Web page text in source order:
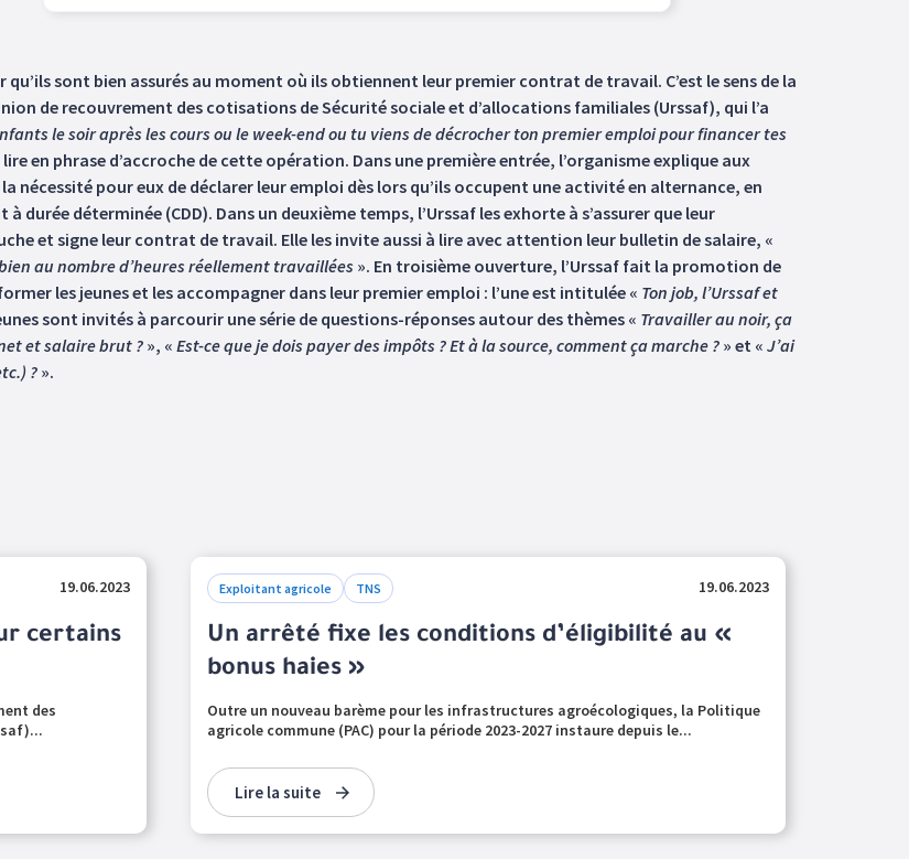
sont bien assurés au moment où ils obtiennent leur premier contrat de travail. C’est le sens de la
de recouvrement des cotisations de Sécurité sociale et d’allocations familiales (Urssaf), qui l’a
le soir après les cours ou le week-end ou tu viens de décrocher ton premier emploi pour financer tes
en phrase d’accroche de cette opération. Dans une première entrée, l’organisme explique aux
nécessité pour eux de déclarer leur emploi dès lors qu’ils occupent une activité en alternance, en
déterminée (CDD). Dans un deuxième temps, l’Urssaf les exhorte à s’assurer que leur
et signe leur contrat de travail. Elle les invite aussi à lire avec attention leur bulletin de salaire, «
au nombre d’heures réellement travaillées». En troisième ouverture, l’Urssaf fait la promotion de
les jeunes et les accompagner dans leur premier emploi : l’une est intitulée « Ton job, l’Urssaf et
sont invités à parcourir une série de questions-réponses autour des thèmes « Travailler au noir, ça
et salaire brut ? », « Est-ce que je dois payer des impôts ? Et à la source, comment ça marche ? » et « J’ai
? ».
19.06.2023
certains
des
Exploitant agricole TNS 19.06.2023
Un arrêté fixe les conditions d’éligibilité au «
bonus haies »
Outre un nouveau barème pour les infrastructures agroécologiques, la Politique
agricole commune (PAC) pour la période 2023-2027 instaure depuis le...
Lire la suite